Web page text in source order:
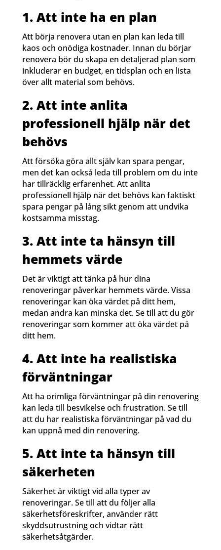
1. Att inte ha en plan
Att börja renovera utan en plan kan leda till
kaos och onödiga kostnader. Innan du börjar
renovera bör du skapa en detaljerad plan som
inkluderar en budget, en tidsplan och en lista
över allt material som behövs.
2. Att inte anlita
professionell hjälp när det
behövs
Att försöka göra allt själv kan spara pengar,
men det kan också leda till problem om du inte
har tillräcklig erfarenhet. Att anlita
professionell hjälp när det behövs kan faktiskt
spara pengar på lång sikt genom att undvika
kostsamma misstag.
3. Att inte ta hänsyn till
hemmets värde
Det är viktigt att tänka på hur dina
renoveringar påverkar hemmets värde. Vissa
renoveringar kan öka värdet på ditt hem,
medan andra kan minska det. Se till att du gör
renoveringar som kommer att öka värdet på
ditt hem.
4. Att inte ha realistiska
förväntningar
Att ha orimliga förväntningar på din renovering
kan leda till besvikelse och frustration. Se till
att du har realistiska förväntningar på vad du
kan uppnå med din renovering.
5. Att inte ta hänsyn till
säkerheten
Säkerhet är viktigt vid alla typer av
renoveringar. Se till att du följer alla
säkerhetsföreskrifter, använder rätt
skyddsutrustning och vidtar rätt
säkerhetsåtgärder.